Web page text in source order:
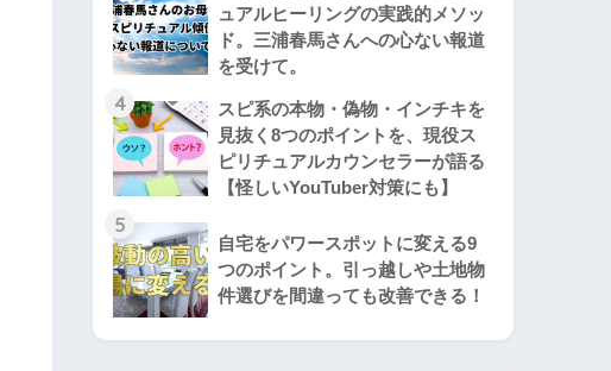
ュアルヒーリングの実践的メソッ
ド。三浦春馬さんへの心ない報道
を受けて。
4
スピ系の本物・偽物・インチキを
見抜く8つのポイントを、現役ス
ピリチュアルカウンセラーが語る
【怪しいYouTuber対策にも】
5
自宅をパワースポットに変える9
つのポイント。引っ越しや土地物
件選びを間違っても改善できる！